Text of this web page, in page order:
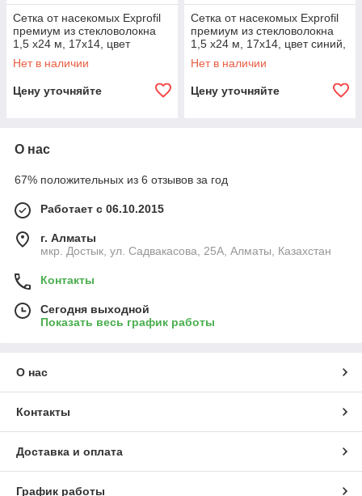
Сетка от насекомых Exprofil
премиум из стекловолокна
1,5 х24 м, 17х14, цвет
зеленый, 95 гр/м2
Нет в наличии
Цену уточняйте
Сетка от насекомых Exprofil
премиум из стекловолокна
1,5 х24 м, 17х14, цвет синий,
95 гр/м2
Нет в наличии
Цену уточняйте
О нас
67% положительных из 6 отзывов за год
Работает с 06.10.2015
г. Алматы
мкр. Достык, ул. Садвакасова, 25А, Алматы, Казахстан
Контакты
Сегодня выходной
Показать весь график работы
О нас
Контакты
Доставка и оплата
График работы